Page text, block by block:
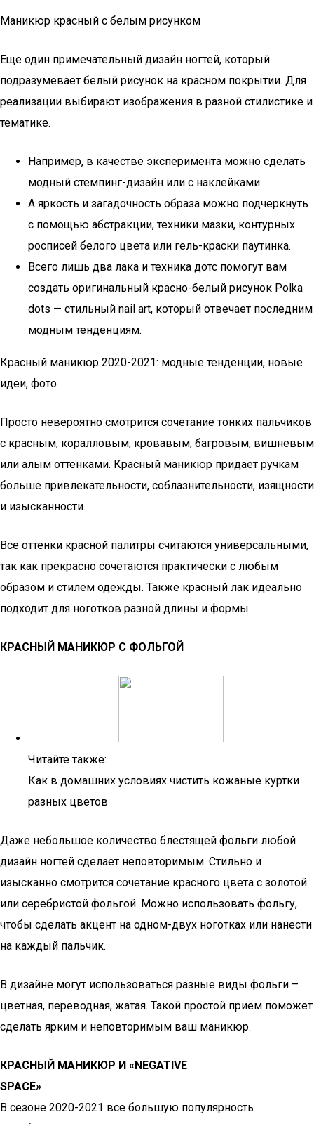
Маникюр красный с белым рисунком
Еще один примечательный дизайн ногтей, который
подразумевает белый рисунок на красном покрытии. Для
реализации выбирают изображения в разной стилистике и
тематике.
Например, в качестве эксперимента можно сделать
модный стемпинг-дизайн или с наклейками.
А яркость и загадочность образа можно подчеркнуть
с помощью абстракции, техники мазки, контурных
росписей белого цвета или гель-краски паутинка.
Всего лишь два лака и техника дотс помогут вам
создать оригинальный красно-белый рисунок Polka
dots — стильный nail art, который отвечает последним
модным тенденциям.
Красный маникюр 2020-2021: модные тенденции, новые
идеи, фото
Просто невероятно смотрится сочетание тонких пальчиков
с красным, коралловым, кровавым, багровым, вишневым
или алым оттенками. Красный маникюр придает ручкам
больше привлекательности, соблазнительности, изящности
и изысканности.
Все оттенки красной палитры считаются универсальными,
так как прекрасно сочетаются практически с любым
образом и стилем одежды. Также красный лак идеально
подходит для ноготков разной длины и формы.
КРАСНЫЙ МАНИКЮР С ФОЛЬГОЙ
Читайте также:
Как в домашних условиях чистить кожаные куртки
разных цветов
Даже небольшое количество блестящей фольги любой
дизайн ногтей сделает неповторимым. Стильно и
изысканно смотрится сочетание красного цвета с золотой
или серебристой фольгой. Можно использовать фольгу,
чтобы сделать акцент на одном-двух ноготках или нанести
на каждый пальчик.
В дизайне могут использоваться разные виды фольги –
цветная, переводная, жатая. Такой простой прием поможет
сделать ярким и неповторимым ваш маникюр.
КРАСНЫЙ МАНИКЮР И «NEGATIVE
SPACE»
В сезоне 2020-2021 все большую популярность